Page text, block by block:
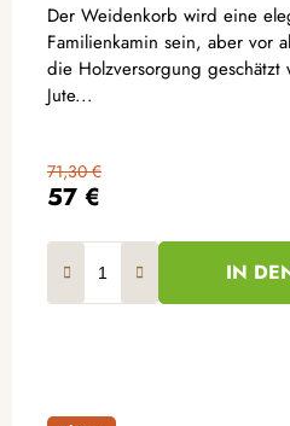
57 €
71,30 €
IN
Der Weidenkorb wird eine
Familienkamin sein, aber vor
die Holzversorgung
Jute...